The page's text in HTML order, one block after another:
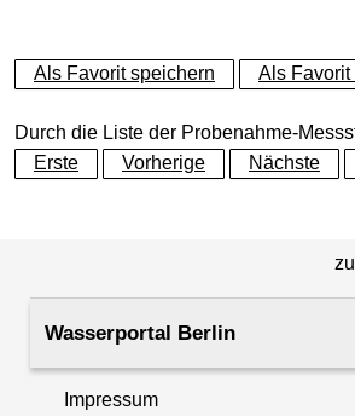
Betreiber Land
Ausprägung
Hochwert (UTM 33 N)
Anionen und Kationen
Metalle und Halbmetalle
+
−
Als Favorit speichern Als Favorit
Durch die Liste der Probenahme-
Erste
Vorherige Nächste
Wasserportal Berlin
Impressum